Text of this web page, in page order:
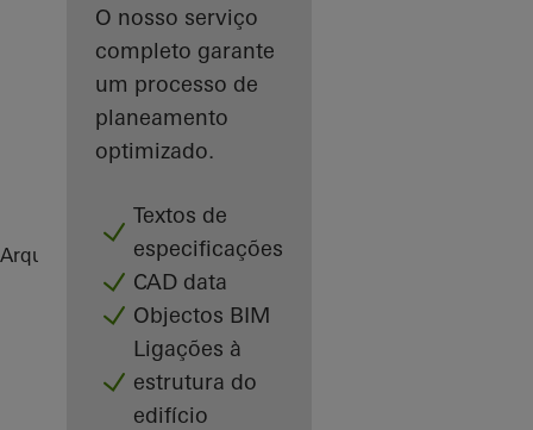
O nosso serviço
completo garante
um processo de
planeamento
optimizado.
Textos de
especificações
CAD data
Objectos BIM
Ligações à
estrutura do
edifício
Arquitetos Referências Highlights